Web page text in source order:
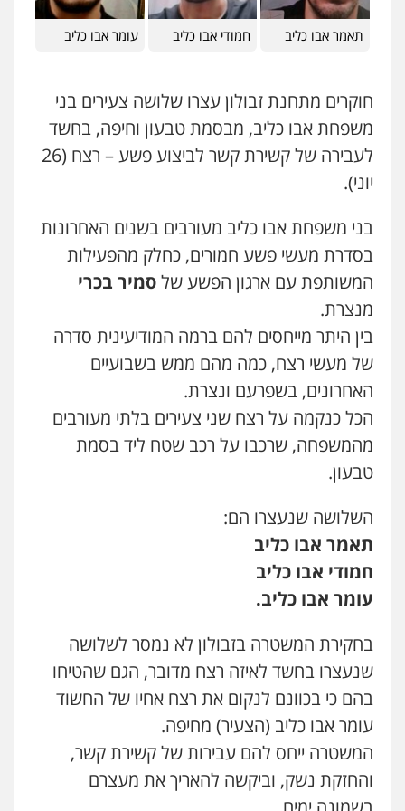
עו"ד ראוף נג'אר
פלילי עורכי דין לענייני אסירים מעצרים
רכוש
עו"ד אלון ארז
פלילי צבאי סמים אלימות במשפחה צווארון
לבן
0507368203
פלילי מעצרים וחקירות עבירות המתה עורכי
0507913332
פלילי מעצרים וחקירות עורכי דין לענייני
אסירים
0505216700
עו"ד שלומי שרון
פלילי צבאי מעצרים וחקירות
עו"ד אלון קריטי
פלילי
0525544654
פלילי עבירות תנועה צווארון לבן תעבורה
עורכי דין לענייני אסירים מעצרים וחקירות
0546470989
עו"ד זוהר ארבל
פלילי פשיעה חמורה מעצרים וחקירות
קטינים
0538788878
תאמר אבו כליב חמודי אבו כליב עומר אבו כליב
חוקרים מתחנת זבולון עצרו שלושה צעירים בני
משפחת אבו כליב, מבסמת טבעון וחיפה, בחשד
לעבירה של קשירת קשר לביצוע פשע – רצח (26
יוני).
בני משפחת אבו כליב מעורבים בשנים האחרונות
בסדרת מעשי פשע חמורים, כחלק מהפעילות
המשותפת עם ארגון הפשע שלסמיר בכרי
מנצרת.
בין היתר מייחסים להם ברמה המודיעינית סדרה
של מעשי רצח, כמה מהם ממש בשבועיים
האחרונים, בשפרעם ונצרת.
הכל כנקמה על רצח שני צעירים בלתי מעורבים
מהמשפחה, שרכבו על רכב שטח ליד בסמת
טבעון.
השלושה שנעצרו הם:
תאמר אבו כליב
חמודי אבו כליב
עומר אבו כליב.
בחקירת המשטרה בזבולון לא נמסר לשלושה
שנעצרו בחשד לאיזה רצח מדובר, הגם שהטיחו
בהם כי בכוונם לנקום את רצח אחיו של החשוד
עומר אבו כליב (הצעיר) מחיפה.
המשטרה ייחס להם עבירות של קשירת קשר,
והחזקת נשק, וביקשה להאריך את מעצרם